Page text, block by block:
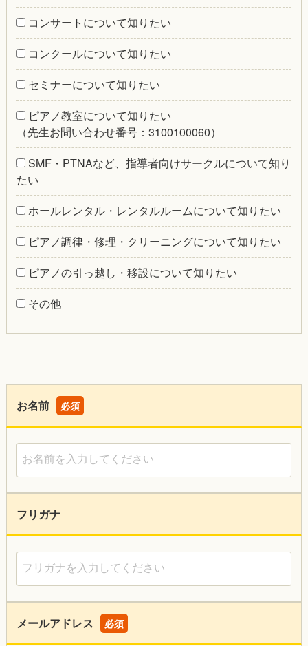
コンサートについて知りたい
コンクールについて知りたい
セミナーについて知りたい
ピアノ教室について知りたい
（先生お問い合わせ番号： 3100100060）
SMF・PTNAなど、指導者向けサークルについて知り
たい
ホールレンタル・レンタルルームについて知りたい
ピアノ調律・修理・クリーニングについて知りたい
ピアノの引っ越し・移設について知りたい
その他
お名前 必須
お名前を入力してください
フリガナ
フリガナを入力してください
メールアドレス 必須